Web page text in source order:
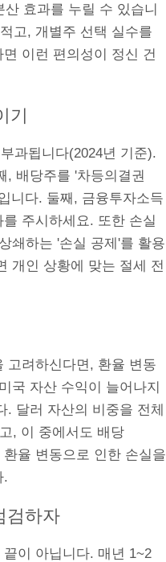
효과를 누릴 수 있습니
고, 개별주 선택 실수를
이런 편의성이 정신 건
기
과됩니다(2024년 기준).
, 배당주를 '차등의결권
니다. 둘째, 금융투자소득
주시하세요. 또한 손실
쇄하는 '손실 공제'를 활용
개인 상황에 맞는 절세 전
고려하신다면, 환율 변동
국 자산 수익이 늘어나지
. 달러 자산의 비중을 전체
, 이 중에서도 배당
율 변동으로 인한 손실을
.
검하자
이 아닙니다. 매년 1~2